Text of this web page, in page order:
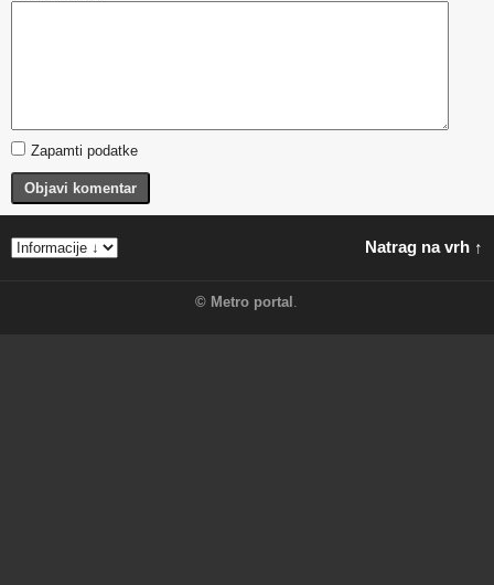
Zapamti podatke
Objavi komentar
Natrag na vrh ↑
© Metro portal .